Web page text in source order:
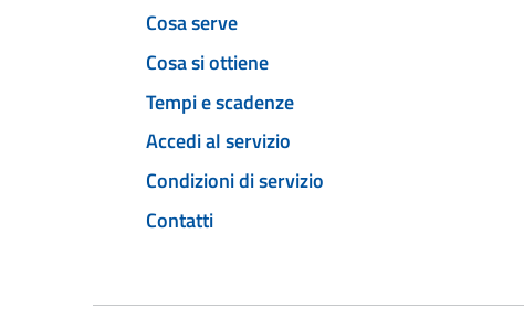
Cosa serve
Cosa si ottiene
Tempi e scadenze
Accedi al servizio
Condizioni di servizio
Contatti